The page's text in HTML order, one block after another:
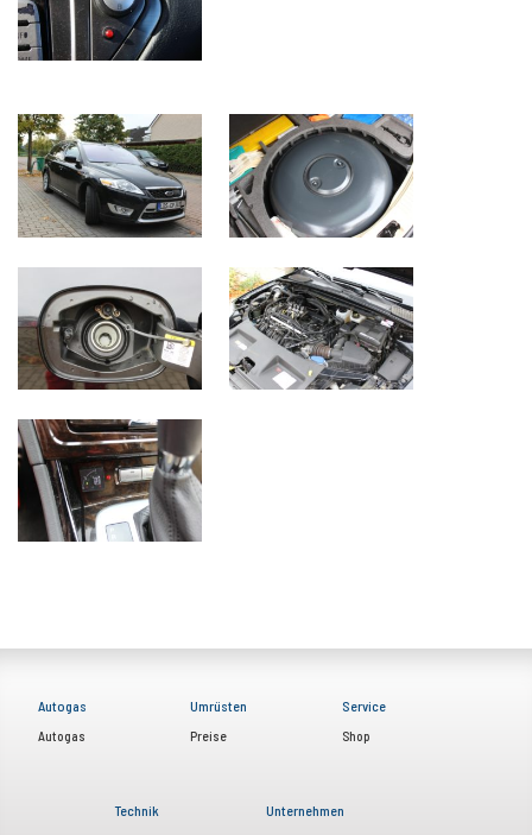
Autogas
Autogas
Umrüsten
Preise
Service
Shop
Technik Unternehmen